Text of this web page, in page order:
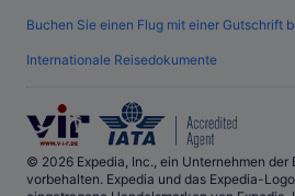
Buchen Sie einen Flug mit einer Gutschrift
Internationale Reisedokumente
© 2026 Expedia, Inc., ein Unternehmen der
vorbehalten. Expedia und das Expedia-